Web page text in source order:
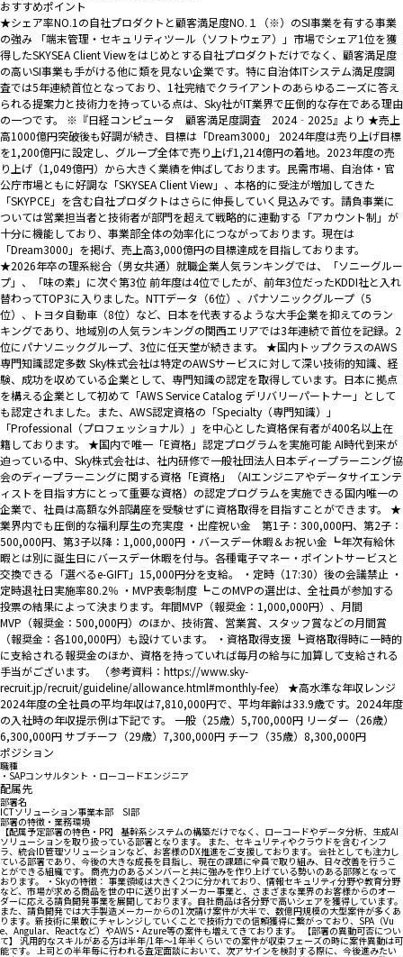
おすすめポイント
★シェア率NO.1の自社プロダクトと顧客満足度NO.１（※）のSI事業を有する事業
の強み 「端末管理・セキュリティツール（ソフトウェア）」市場でシェア1位を獲
得したSKYSEA Client Viewをはじめとする自社プロダクトだけでなく、顧客満足度
の高いSI事業も手がける他に類を見ない企業です。特に自治体ITシステム満足度調
査では5年連続首位となっており、1社完結でクライアントのあらゆるニーズに答え
られる提案力と技術力を持っている点は、Sky社がIT業界で圧倒的な存在である理由
の一つです。 ※『日経コンピュータ 顧客満足度調査 2024‐2025』より ★売上
高1000億円突破後も好調が続き、目標は「Dream3000」 2024年度は売り上げ目標
を1,200億円に設定し、グループ全体で売り上げ1,214億円の着地。2023年度の売
り上げ（1,049億円）から大きく業績を伸ばしております。民需市場、自治体・官
公庁市場ともに好調な「SKYSEA Client View」、本格的に受注が増加してきた
「SKYPCE」を含む自社プロダクトはさらに伸長していく見込みです。請負事業に
ついては営業担当者と技術者が部門を超えて戦略的に連動する「アカウント制」が
十分に機能しており、事業部全体の効率化につながっております。現在は
「Dream3000」を掲げ、売上高3,000億円の目標達成を目指しております。
★2026年卒の理系総合（男女共通）就職企業人気ランキングでは、「ソニーグルー
プ」、「味の素」に次ぐ第3位 前年度は4位でしたが、前年3位だったKDDI社と入れ
替わってTOP3に入りました。NTTデータ（6位）、パナソニックグループ（5
位）、トヨタ自動車（8位）など、日本を代表するような大手企業を抑えてのラン
キングであり、地域別の人気ランキングの関西エリアでは3年連続で首位を記録。2
位にパナソニックグループ、3位に任天堂が続きます。 ★国内トップクラスのAWS
専門知識認定多数 Sky株式会社は特定のAWSサービスに対して深い技術的知識、経
験、成功を収めている企業として、専門知識の認定を取得しています。日本に拠点
を構える企業として初めて「AWS Service Catalog デリバリーパートナー」として
も認定されました。また、AWS認定資格の「Specialty（専門知識）」
「Professional（プロフェッショナル）」を中心とした資格保有者が400名以上在
籍しております。 ★国内で唯一「E資格」認定プログラムを実施可能 AI時代到来が
迫っている中、Sky株式会社は、社内研修で一般社団法人日本ディープラーニング協
会のディープラーニングに関する資格「E資格」（AIエンジニアやデータサイエンテ
ィストを目指す方にとって重要な資格）の認定プログラムを実施できる国内唯一の
企業で、社員は高額な外部講座を受験せずに資格取得を目指すことができます。 ★
業界内でも圧倒的な福利厚生の充実度 ・出産祝い金 第1子：300,000円、第2子：
500,000円、第3子以降：1,000,000円 ・バースデー休暇＆お祝い金 ┗年次有給休
暇とは別に誕生日にバースデー休暇を付与。各種電子マネー・ポイントサービスと
交換できる「選べるe-GIFT」15,000円分を支給。 ・定時（17:30）後の会議禁止 ・
定時退社日実施率80.2％ ・MVP表彰制度 ┗このMVPの選出は、全社員が参加する
投票の結果によって決まります。年間MVP（報奨金：1,000,000円）、月間
MVP（報奨金：500,000円）のほか、技術賞、営業賞、スタッフ賞などの月間賞
（報奨金：各100,000円）も設けています。 ・資格取得支援 ┗資格取得時に一時的
に支給される報奨金のほか、資格を持っていれば毎月の給与に加算して支給される
手当がございます。 （参考資料：https://www.sky-
recruit.jp/recruit/guideline/allowance.html#monthly-fee） ★高水準な年収レンジ
2024年度の全社員の平均年収は7,810,000円で、平均年齢は33.9歳です。2024年度
の入社時の年収提示例は下記です。 一般（25歳）5,700,000円 リーダー（26歳）
6,300,000円 サブチーフ（29歳）7,300,000円 チーフ（35歳）8,300,000円
ポジション
職種
・SAPコンサルタント ・ローコードエンジニア
配属先
部署名
ICTソリューション事業本部 SI部
部署の特徴・業務環境
【配属予定部署の特色・PR】 基幹系システムの構築だけでなく、ローコードやデータ分析、生成AI
ソリューションを取り扱っている部署となります。 また、セキュリティやクラウドを含むインフ
ラ、統合ID管理ソリューションなど、お客様のDX推進をご支援しております。 会社としても注力し
ている部署であり、今後の大きな成長を目指し、現在の課題に全員で取り組み、日々改善を行うこ
とができる組織です。 商売力のあるメンバーと共に強みを作り上げている勢いのある部隊となって
おります。 ・Skyの特徴： 事業領域は大きく2つに分かれており、情報セキュリティ分野や教育分野
など、市場が求める商品を世の中に送り出すメーカー事業と、さまざまな業界のお客様からのオー
ダーに応える請負開発事業を展開しております。自社商品は各分野で高いシェアを獲得しています。
また、請負開発では大手製造メーカーからの1次請け案件が大半で、数億円規模の大型案件が多くあ
ります。新技術に果敢にチャレンジしていくことで技術力での信頼獲得に繋がっており、SPA（Vu
e、Angular、Reactなど）やAWS・Azure等の案件も増えてきております。 【部署の異動可否につい
て】 汎用的なスキルがある方は半年/1年～1年半くらいでの案件が収束フェーズの時に案件異動は可
能です。 上司との半年毎に行われる査定面談において、次アサインを検討する際に、今後進みたい